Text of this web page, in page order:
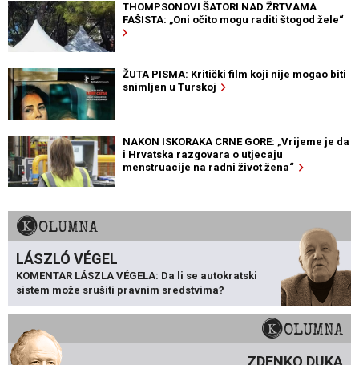
THOMPSONOVI ŠATORI NAD ŽRTVAMA
FAŠISTA: „Oni očito mogu raditi štogod žele“
ŽUTA PISMA: Kritički film koji nije mogao biti
snimljen u Turskoj
NAKON ISKORAKA CRNE GORE: „Vrijeme je da
i Hrvatska razgovara o utjecaju
menstruacije na radni život žena“
KOLUMNA
LÁSZLÓ VÉGEL
KOMENTAR LÁSZLA VÉGELA: Da li se autokratski
sistem može srušiti pravnim sredstvima?
KOLUMNA
ZDENKO DUKA